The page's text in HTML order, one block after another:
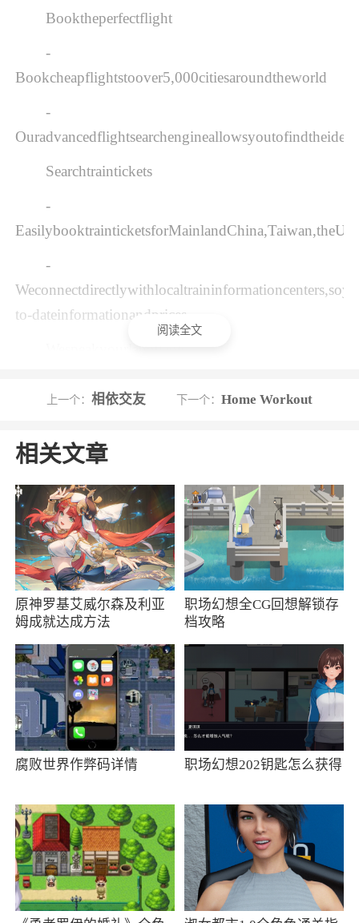
Booktheperfectflight
-
Bookcheapflightstoover5,000citiesaroundtheworld
-
Searchtraintickets
-
-
to-dateinformationandprices
-24/
软件特色
1、轻松预订中国国内、韩国、英国火车票
2、用筛选功能方便挑选酒店：按价格、区
域、设施等筛选
3、航班筛选功能：按价格、飞行时间、出
发/到达时间、航空公司和中转/停留次数等筛选
4、连接官方车票信息中心，实时更新火车时
间表及票价
5、有19种不同语言版本，价格亦可选择以
22种不同货币显示
小编评价
Tripcom(携程)作为携程旅游的本，你可以通
过这款软件查询国外的航班和酒店信息，你不用
担心信息的不全面，因为这款软件是基于美国本
土的旅游软件所进行打造，明天就是五一现在还
阅读全文
上一个： 相依交友 下一个：Home Workout
相关文章
原神罗基艾威尔森及利亚
姆成就达成方法
职场幻想全CG回想解锁存
档攻略
腐败世界作弊码详情 职场幻想202钥匙怎么获得